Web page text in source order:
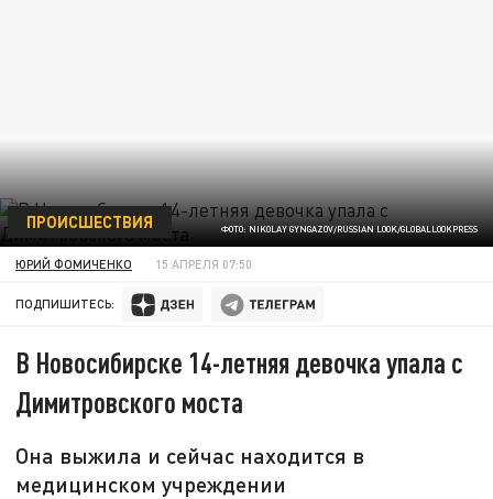
ФОТО: NIKOLAY GYNGAZOV/RUSSIAN LOOK/GLOBALLOOKPRESS
ПРОИСШЕСТВИЯ
ЮРИЙ ФОМИЧЕНКО 15 АПРЕЛЯ 07:50
ПОДПИШИТЕСЬ:
В Новосибирске 14-летняя девочка упала с
Димитровского моста
Она выжила и сейчас находится в
медицинском учреждении